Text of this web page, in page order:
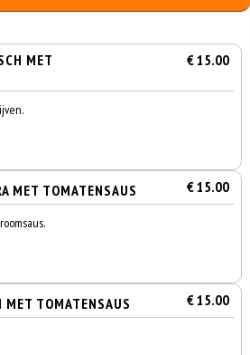
MET
€ 15.00
MET TOMATENSAUS € 15.00
MET TOMATENSAUS € 15.00